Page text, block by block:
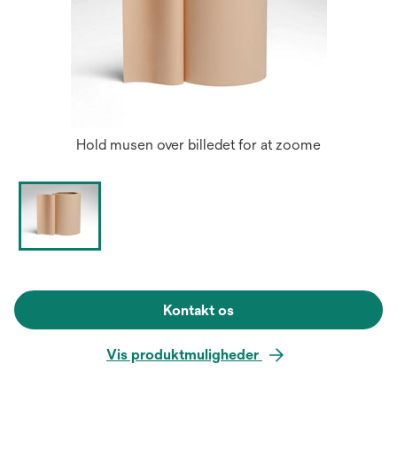
Hold musen over billedet for at zoome
Kontakt os
Vis produktmuligheder